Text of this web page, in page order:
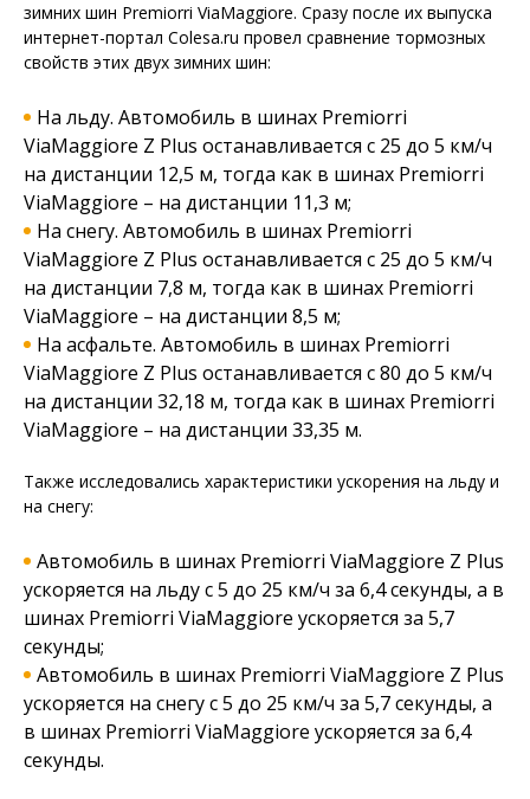
зимних шин Premiorri ViaMaggiore. Сразу после их выпуска
интернет-портал Colesa.ru провел сравнение тормозных
свойств этих двух зимних шин:
На льду. Автомобиль в шинах Premiorri
ViaMaggiore Z Plus останавливается с 25 до 5 км/ч
на дистанции 12,5 м, тогда как в шинах Premiorri
ViaMaggiore – на дистанции 11,3 м;
На снегу. Автомобиль в шинах Premiorri
ViaMaggiore Z Plus останавливается с 25 до 5 км/ч
на дистанции 7,8 м, тогда как в шинах Premiorri
ViaMaggiore – на дистанции 8,5 м;
На асфальте. Автомобиль в шинах Premiorri
ViaMaggiore Z Plus останавливается с 80 до 5 км/ч
на дистанции 32,18 м, тогда как в шинах Premiorri
ViaMaggiore – на дистанции 33,35 м.
Также исследовались характеристики ускорения на льду и
на снегу:
Автомобиль в шинах Premiorri ViaMaggiore Z Plus
ускоряется на льду с 5 до 25 км/ч за 6,4 секунды, а в
шинах Premiorri ViaMaggiore ускоряется за 5,7
секунды;
Автомобиль в шинах Premiorri ViaMaggiore Z Plus
ускоряется на снегу с 5 до 25 км/ч за 5,7 секунды, а
в шинах Premiorri ViaMaggiore ускоряется за 6,4
секунды.